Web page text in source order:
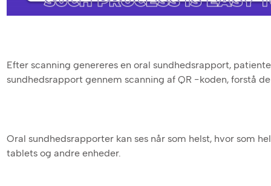
Efter scanning genereres en oral sundhedsrapport,
sundhedsrapport gennem scanning af QR -koden, forstå
Oral sundhedsrapporter kan ses når som helst, hvor som
tablets og andre enheder.